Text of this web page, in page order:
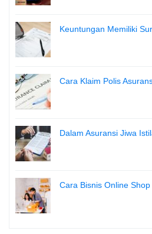
Keuntungan Memiliki
Cara Klaim Polis
Dalam Asuransi Jiwa
Cara Bisnis Online